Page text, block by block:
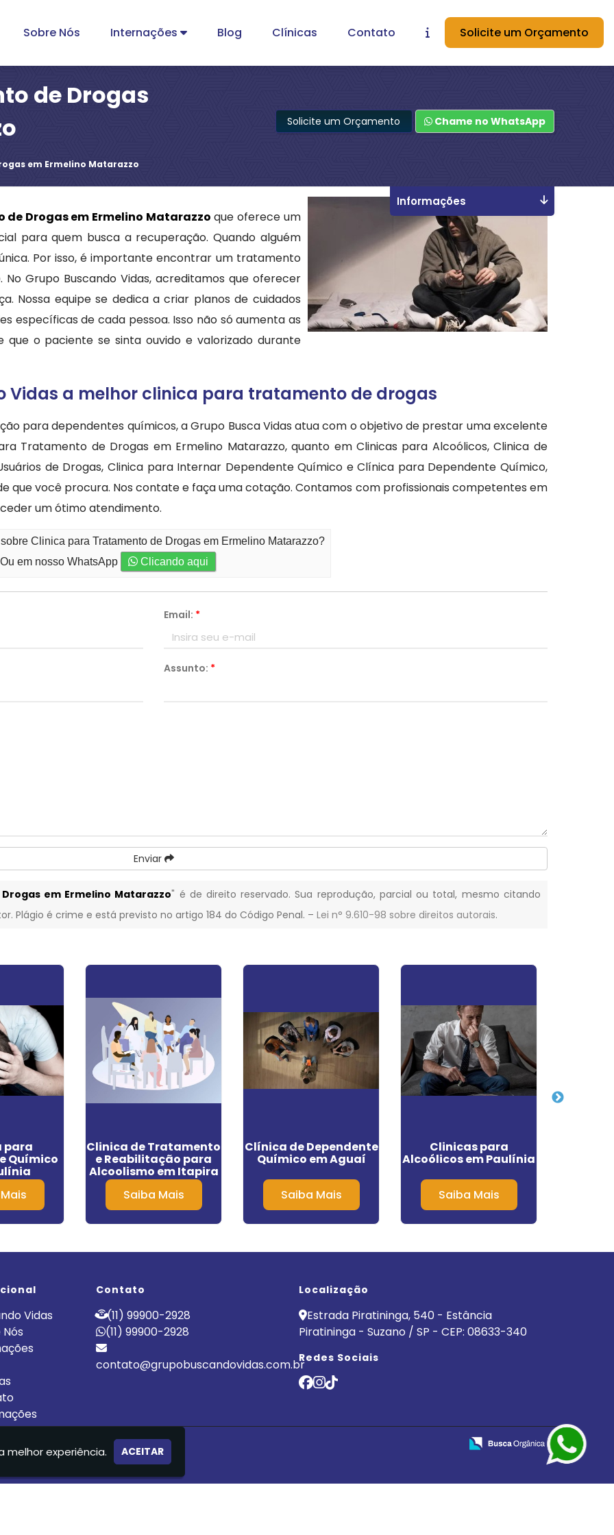
Sobre Nós
Internações
Blog Clínicas Contato Solicite um Orçamento
de Drogas
em Ermelino Matarazzo
Solicite um Orçamento Chame no WhatsApp
Drogas em Ermelino Matarazzo que oferece um
para quem busca a recuperação. Quando alguém
Por isso, é importante encontrar um tratamento
Grupo Buscando Vidas, acreditamos que oferecer
Nossa equipe se dedica a criar planos de cuidados
específicas de cada pessoa. Isso não só aumenta as
o paciente se sinta ouvido e valorizado durante
Vidas a melhor clinica para tratamento de drogas
para dependentes químicos, a Grupo Busca Vidas atua com o objetivo de prestar uma excelente
Tratamento de Drogas em Ermelino Matarazzo, quanto em Clinicas para Alcoólicos, Clinica de
de Drogas, Clinica para Internar Dependente Químico e Clínica para Dependente Químico,
que você procura. Nos contate e faça uma cotação. Contamos com profissionais competentes em
um ótimo atendimento.
Clinica para Tratamento de Drogas em Ermelino Matarazzo?
Ou em nosso WhatsApp Clicando aqui
Email: *
Assunto: *
Enviar
em Ermelino Matarazzo" é de direito reservado. Sua reprodução, parcial ou total, mesmo citando
Plágio é crime e está previsto no artigo 184 do Código Penal. –Lei n° 9.610-98 sobre direitos autorais.
Informações
para
Químico
Clinica de Tratamento
e Reabilitação para
Alcoolismo em Itapira
Saiba Mais
Clínica de Dependente
Químico em Aguaí
Saiba Mais
Clinicas para
Alcoólicos em Paulínia
Saiba Mais
Vidas
Contato
(11) 99900-2928
(11) 99900-2928
contato@grupobuscandovidas.com.br
Localização
Estrada Piratininga, 540 - Estância
Piratininga - Suzano / SP - CEP: 08633-340
Redes Sociais
DE RECUPERAÇÃO
melhor experiência. ACEITAR